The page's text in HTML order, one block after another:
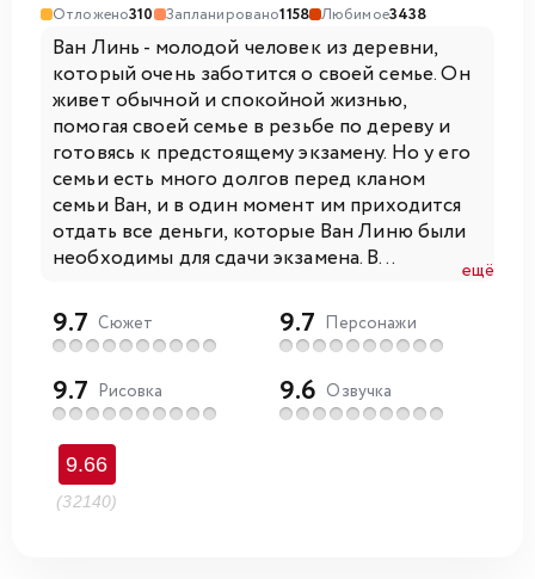
Отложено310 Запланировано1158 Любимое3438
Ван Линь - молодой человек из деревни,
который очень заботится о своей семье. Он
живет обычной и спокойной жизнью,
помогая своей семье в резьбе по дереву и
готовясь к предстоящему экзамену. Но у его
семьи есть много долгов перед кланом
семьи Ван, и в один момент им приходится
отдать все деньги, которые Ван Линю были
необходимы для сдачи экзамена. В...
ещё
9.7 Сюжет 9.7 Персонажи
9.7 Рисовка 9.6 Озвучка
9.66
(32140)